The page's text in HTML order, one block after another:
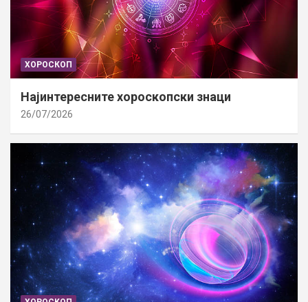
ХОРОСКОП
Најинтересните хороскопски знаци
26/07/2026